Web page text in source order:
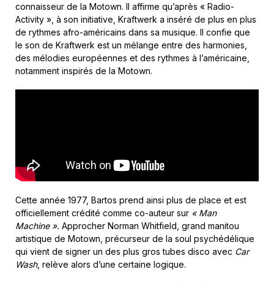
connaisseur de la Motown. Il affirme qu’après « Radio-
Activity », à son initiative, Kraftwerk a inséré de plus en plus
de rythmes afro-américains dans sa musique. Il confie que
le son de Kraftwerk est un mélange entre des harmonies,
des mélodies européennes et des rythmes à l’américaine,
notamment inspirés de la Motown.
Cette année 1977, Bartos prend ainsi plus de place et est
officiellement crédité comme co-auteur sur « Man
Machine ». Approcher Norman Whitfield, grand manitou
artistique de Motown, précurseur de la soul psychédélique
qui vient de signer un des plus gros tubes disco avec Car
Wash, relève alors d’une certaine logique.